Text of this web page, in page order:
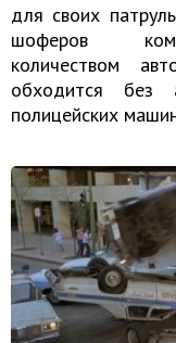
для своих
шоферов
количеством
обходится без
полицейских